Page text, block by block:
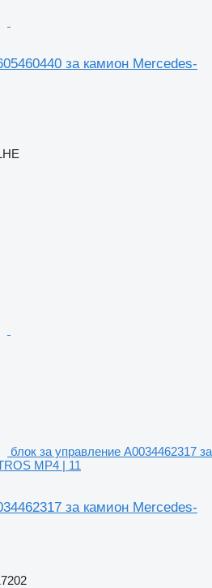
за камион Mercedes-
блок за управление A0034462317 за
MP4 | 11
за камион Mercedes-